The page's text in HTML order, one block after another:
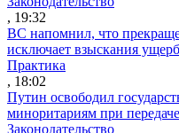
, 19:32
ВС напомнил, что
исключает взыскания
Практика
, 18:02
Путин освободил
миноритариям при
Законодательство